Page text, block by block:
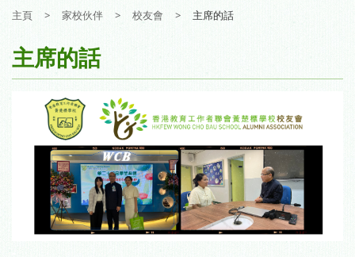
主頁 > 家校伙伴 > 校友會 > 主席的話
主席的話